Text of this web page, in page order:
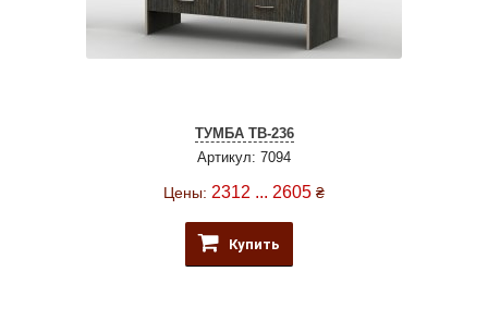
ТУМБА ТВ-236
Артикул: 7094
Цены: 2312 ... 2605 ₴
Купить